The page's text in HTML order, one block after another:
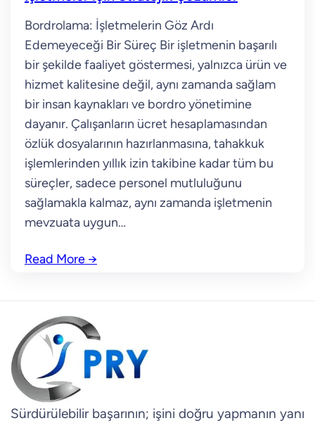
Bordrolama: İşletmelerin Göz Ardı
Edemeyeceği Bir Süreç Bir işletmenin başarılı
bir şekilde faaliyet göstermesi, yalnızca ürün ve
hizmet kalitesine değil, aynı zamanda sağlam
bir insan kaynakları ve bordro yönetimine
dayanır. Çalışanların ücret hesaplamasından
özlük dosyalarının hazırlanmasına, tahakkuk
işlemlerinden yıllık izin takibine kadar tüm bu
süreçler, sadece personel mutluluğunu
sağlamakla kalmaz, aynı zamanda işletmenin
mevzuata uygun…
Read More →
Sürdürülebilir başarının; işini doğru yapmanın yanı